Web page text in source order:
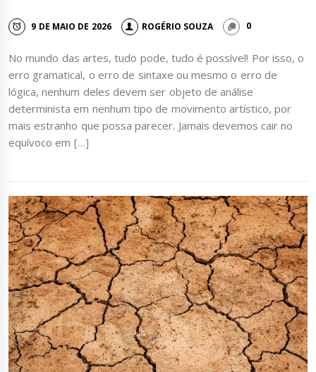
9 DE MAIO DE 2026 ROGÉRIO SOUZA 0
No mundo das artes, tudo pode, tudo é possível! Por isso, o
erro gramatical, o erro de sintaxe ou mesmo o erro de
lógica, nenhum deles devem ser objeto de análise
determinista em nenhum tipo de movimento artístico, por
mais estranho que possa parecer. Jamais devemos cair no
equívoco em […]